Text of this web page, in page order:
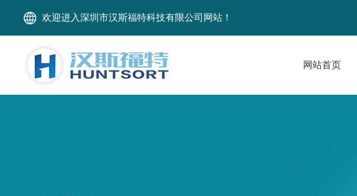
欢迎进入深圳市汉斯福特科技有限公司网站！
网站首页